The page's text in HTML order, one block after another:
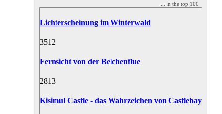
... in the top 100
Lichterscheinung im Winterwald
3512
Fernsicht von der Belchenflue
2813
Kisimul Castle - das Wahrzeichen von Castlebay